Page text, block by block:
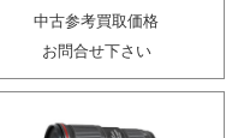
中古参考買取価格
お問合せ下さい